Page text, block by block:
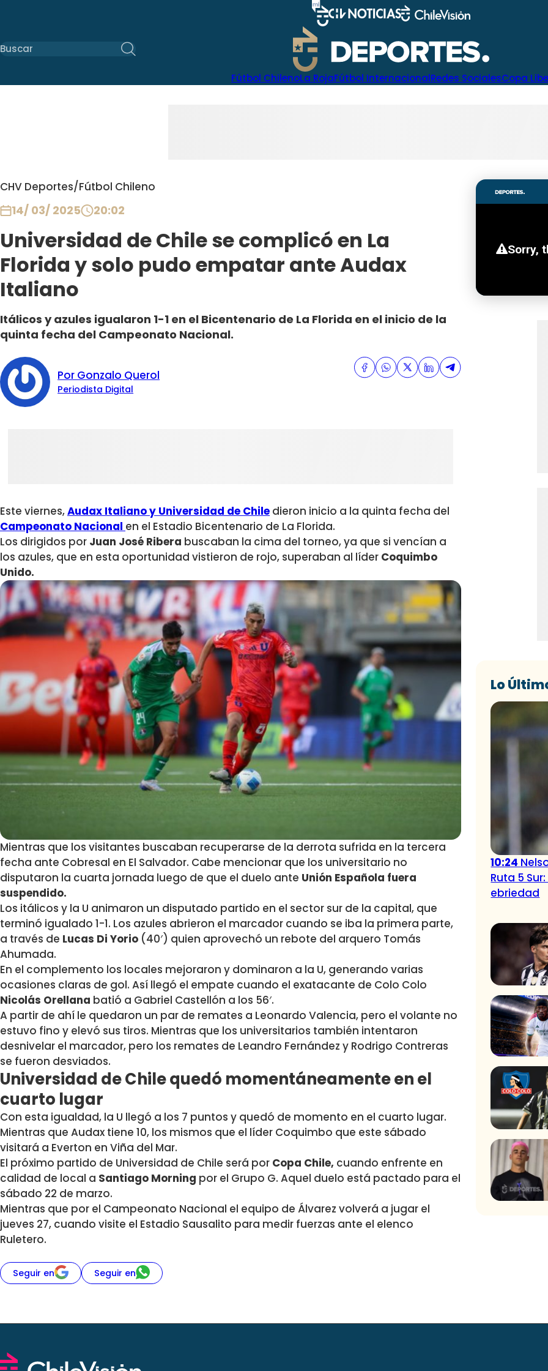
Fútbol ChilenoLa RojaFútbol InternacionalRedes SocialesCopa
CHV Deportes/Fútbol Chileno
14/ 03/ 2025 20:02
Universidad de Chile se complicó en La
Florida y solo pudo empatar ante Audax
Italiano
Itálicos y azules igualaron 1-1 en el Bicentenario de La Florida en el inicio de la
quinta fecha del Campeonato Nacional.
Por Gonzalo Querol
Periodista Digital
Este viernes,Audax Italiano y Universidad de Chile dieron inicio a la quinta fecha del
Campeonato Nacional en el Estadio Bicentenario de La Florida.
Los dirigidos por Juan José Ribera buscaban la cima del torneo, ya que si vencían a
los azules, que en esta oportunidad vistieron de rojo, superaban al líder Coquimbo
Unido.
Mientras que los visitantes buscaban recuperarse de la derrota sufrida en la tercera
fecha ante Cobresal en El Salvador. Cabe mencionar que los universitario no
disputaron la cuarta jornada luego de que el duelo ante Unión Española fuera
suspendido.
Los itálicos y la U animaron un disputado partido en el sector sur de la capital, que
terminó igualado 1-1. Los azules abrieron el marcador cuando se iba la primera parte,
a través de Lucas Di Yorio (40′) quien aprovechó un rebote del arquero Tomás
Ahumada.
En el complemento los locales mejoraron y dominaron a la U, generando varias
ocasiones claras de gol. Así llegó el empate cuando el exatacante de Colo Colo
Nicolás Orellana batió a Gabriel Castellón a los 56′.
A partir de ahí le quedaron un par de remates a Leonardo Valencia, pero el volante no
estuvo fino y elevó sus tiros. Mientras que los universitarios también intentaron
desnivelar el marcador, pero los remates de Leandro Fernández y Rodrigo Contreras
se fueron desviados.
Universidad de Chile quedó momentáneamente en el
cuarto lugar
Con esta igualdad, la U llegó a los 7 puntos y quedó de momento en el cuarto lugar.
Mientras que Audax tiene 10, los mismos que el líder Coquimbo que este sábado
visitará a Everton en Viña del Mar.
El próximo partido de Universidad de Chile será por Copa Chile, cuando enfrente en
calidad de local a Santiago Morning por el Grupo G. Aquel duelo está pactado para el
sábado 22 de marzo.
Mientras que por el Campeonato Nacional el equipo de Álvarez volverá a jugar el
jueves 27, cuando visite el Estadio Sausalito para medir fuerzas ante el elenco
Ruletero.
Seguir en Seguir en
Lo
10:24
Ruta 5
ebriedad